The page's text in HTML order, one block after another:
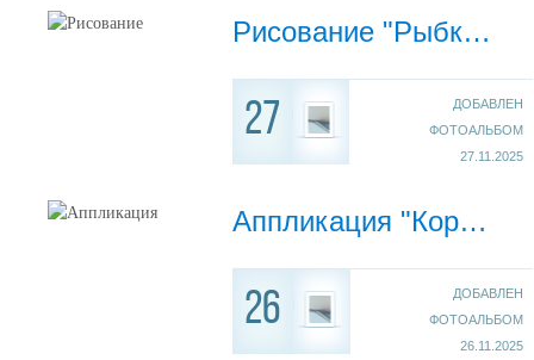
Рисование "Рыбки в аквариуме" (Средняя группа "Пчелки", воспитатель Нарузова О.Н.)
27
ДОБАВЛЕН
ФОТОАЛЬБОМ
27.11.2025
Аппликация "Корзинка с грибами" (средняя группа "Пчелки", восп. Нарузова О.Н.)
26
ДОБАВЛЕН
ФОТОАЛЬБОМ
26.11.2025